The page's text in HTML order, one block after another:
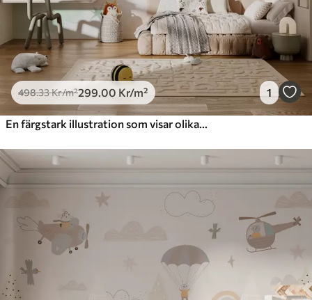
498.33Kr/m²299 .00 Kr/m² 1